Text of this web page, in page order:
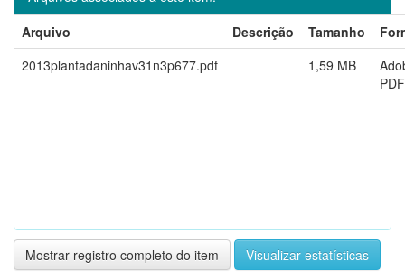
Arquivo
Descrição Tamanho
2013plantadaninhav31n3p677.pdf
1,59 MB
PDF
Mostrar registro completo do item Visualizar estatísticas